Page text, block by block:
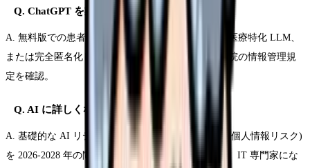
Q. ChatGPT を業務で使っていい?
A. 無料版での患者情報入力は NG。院内承認された医療特化 LLM、
または完全匿名化した事例検討での利用に限る。自院の情報管理規
定を確認。
Q. AI に詳しくない看護師は取り残される?
A. 基礎的な AI リテラシー(プロンプト・出力評価・個人情報リスク)
を 2026-2028 年の間に身につければ十分追いつける。IT 専門家にな